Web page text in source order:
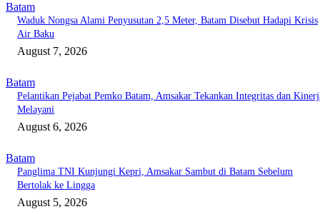
Batam
Waduk Nongsa Alami Penyusutan 2,5 Meter, Batam Disebut Hadapi Krisis
Air Baku
August 7, 2026
Batam
Pelantikan Pejabat Pemko Batam, Amsakar Tekankan Integritas dan
Melayani
August 6, 2026
Batam
Panglima TNI Kunjungi Kepri, Amsakar Sambut di Batam Sebelum
Bertolak ke Lingga
August 5, 2026